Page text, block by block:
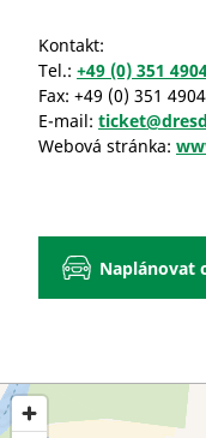
Kontakt:
Tel.: +49 (0) 351
Fax: +49 (0) 351
E-mail:
Webová stránka:
Naplánovat